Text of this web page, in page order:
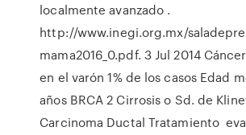
localmente avanzado .
http://www.inegi.org.mx/
mama2016_0.pdf. 3 Jul 2014
en el varón 1% de los casos Edad
años BRCA 2 Cirrosis o Sd. de
Carcinoma Ductal Tratamiento